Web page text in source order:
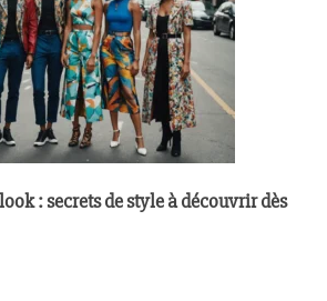
: secrets de style à découvrir dès